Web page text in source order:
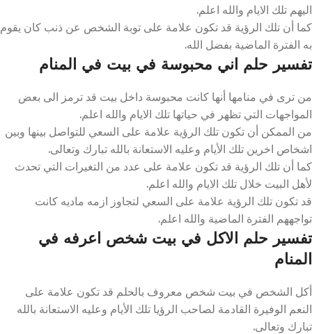
اليهم تلك الايام والله اعلم.
كما أن تلك الرؤية قد تكون علامة على توبة الشخص عن ذنب كان يقوم
به الفترة الماضية بفضل الله.
تفسير حلم اني محبوسة في بيت في المنام
من ترى في منامها أنها كانت محبوسة داخل بيت قد ترمز الى بعض
المواجهات التي تظهر في حياتها تلك الايام والله اعلم.
من الممكن أن تكون تلك الرؤية علامة على السعي للتواصل بينها وبين
اشخاص اخرين تلك الأيام وعليه الاستعانة بالله تبارك وتعالى.
كما أن تلك الرؤية قد تكون علامة على عدد من التغيرات التي تحدث
لأهل البيت خلال تلك الايام والله اعلم.
قد تكون تلك الرؤية علامة على السعي لتجاوز ازمه ماديه كانت
تواجههم الفترة الماضية والله اعلم.
تفسير حلم الاكل في بيت شخص اعرفه في
المنام
أكل الشخص في بيت شخص معروف بالحلم قد تكون علامة على
النعم الوفيرة القادمة لصاحب الرؤيا تلك الأيام وعليه الاستعانة بالله
تبارك وتعالى.